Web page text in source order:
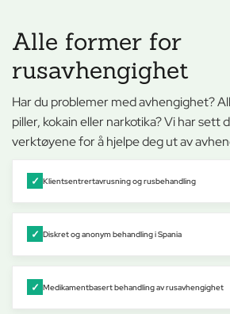
Alle former for
rusavhengighet
Har du problemer med avhengighet?
piller, kokain eller narkotika? Vi har sett
verktøyene for å hjelpe deg ut av
Klientsentrertavrusning og rusbehandling
Diskret og anonym behandling i Spania
Medikamentbasert behandling av rusavhengighet